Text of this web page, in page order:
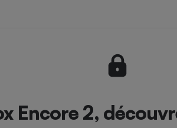
Encore 2,